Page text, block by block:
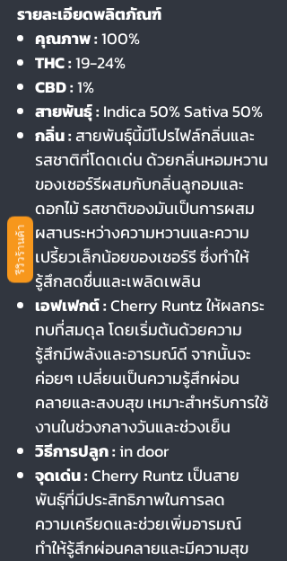
รายละเอียดพลิตภัณฑ์
คุณภาพ :100%
THC :19-24%
CBD :1%
สายพันธุ์ : Indica 50% Sativa 50%
กลิ่น :สายพันธุ์นี้มีโปรไฟล์กลิ่นและ
รสชาติที่โดดเด่น ด้วยกลิ่นหอมหวาน
ของเชอร์รีผสมกับกลิ่นลูกอมและ
ดอกไม้ รสชาติของมันเป็นการผสม
ผสานระหว่างความหวานและความ
เปรี้ยวเล็กน้อยของเชอร์รี ซึ่งทำให้
รู้สึกสดชื่นและเพลิดเพลิน
เอฟเฟกต์ :Cherry Runtz ให้ผลกระ
ทบที่สมดุล โดยเริ่มต้นด้วยความ
รู้สึกมีพลังและอารมณ์ดี จากนั้นจะ
ค่อยๆ เปลี่ยนเป็นความรู้สึกผ่อน
คลายและสงบสุข เหมาะสำหรับการใช้
งานในช่วงกลางวันและช่วงเย็น
วิธีการปลูก :in door
จุดเด่น :Cherry Runtz เป็นสาย
พันธุ์ที่มีประสิทธิภาพในการลด
ความเครียดและช่วยเพิ่มอารมณ์
ทำให้รู้สึกผ่อนคลายและมีความสุข
รีวิวร้านค้า